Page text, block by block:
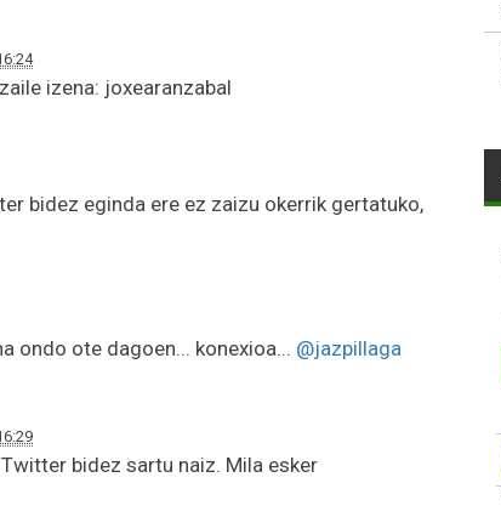
izena: joxearanzabal
bidez eginda ere ez zaizu okerrik gertatuko,
ondo ote dagoen... konexioa... @jazpillaga
bidez sartu naiz. Mila esker